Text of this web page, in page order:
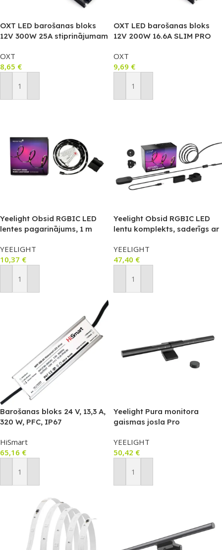
OXT LED barošanas bloks
12V 300W 25A stiprinājumam
OXT
8,65 €
Pievienot Grozam
OXT LED barošanas bloks
12V 200W 16.6A SLIM PRO
OXT
9,69 €
Pievienot Grozam
Yeelight Obsid RGBIC LED
lentes pagarinājums, 1 m
YEELIGHT
10,37 €
Pievienot Grozam
Yeelight Obsid RGBIC LED
lentu komplekts, saderīgs ar
YEELIGHT
47,40 €
Pievienot Grozam
Barošanas bloks 24 V, 13,3 A,
320 W, PFC, IP67
HiSmart
65,16 €
Pievienot Grozam
Yeelight Pura monitora
gaismas josla Pro
YEELIGHT
50,42 €
Pievienot Grozam